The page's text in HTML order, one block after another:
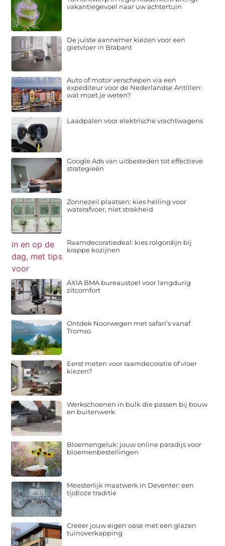
vakantiegevoel naar uw achtertuin
De juiste aannemer kiezen voor een
gietvloer in Brabant
Auto of motor verschepen via een
expediteur voor de Nederlandse Antillen:
wat moet je weten?
Laadpalen voor elektrische vrachtwagens
Google Ads van uitbesteden tot effectieve
strategieën
Zonnezeil plaatsen: kies helling voor
waterafvoer, niet strakheid
Raamdecoratiedeal: kies rolgordijn bij
krappe kozijnen
AXIA BMA bureaustoel voor langdurig
zitcomfort
Ontdek Noorwegen met safari’s vanaf
Tromso
Eerst meten voor raamdecoratie of vloer
kiezen?
Werkschoenen in bulk die passen bij bouw
en buitenwerk
Bloemengeluk: jouw online paradijs voor
bloemenbestellingen
Meesterlijk maatwerk in Deventer: een
tijdloze traditie
Creëer jouw eigen oase met een glazen
tuinoverkapping